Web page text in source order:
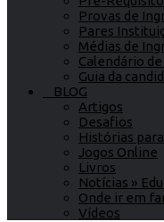
Provas de
Pares
Médias de
Calendário
Guia da
BLOG
Artigos
Desafios
Histórias
Jogos Online
Livros
Notícias »
Onde ir em
Vídeos